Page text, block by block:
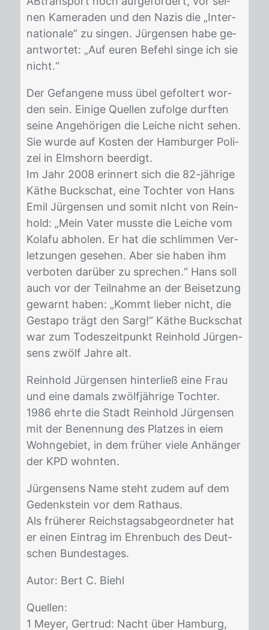
nen Ka­me­ra­den und den Na­zis die „In­ter­
na­tio­na­le“ zu sin­gen. Jür­gen­sen habe ge­
ant­wor­tet: „Auf eu­ren Be­fehl sin­ge ich sie
nicht.“
Der Ge­fan­ge­ne muss übel ge­fol­tert wor­
den sein. Ei­ni­ge Quel­len zu­fol­ge durf­ten
sei­ne An­ge­hö­ri­gen die Lei­che nicht se­hen.
Sie wur­de auf Kos­ten der Ham­bur­ger Po­li­
zei in Elms­horn be­er­digt.
Im Jahr 2008 er­in­nert sich die 82-jäh­ri­ge
Kä­the Buck­schat, eine Toch­ter von Hans
Emil Jür­gen­sen und so­mit nIcht von Rein­
hold: „Mein Va­ter muss­te die Lei­che vom
Kola­fu ab­ho­len. Er hat die schlim­men Ver­
let­zun­gen ge­se­hen. Aber sie ha­ben ihm
ver­bo­ten dar­über zu spre­chen.“ Hans soll
auch vor der Teil­nah­me an der Bei­set­zung
ge­warnt ha­ben: „Kommt lie­ber nicht, die
Ge­sta­po trägt den Sarg!“ Kä­the Buck­schat
war zum To­des­zeit­punkt Rein­hold Jür­gen­
sens zwölf Jah­re alt.
Rein­hold Jür­gen­sen hin­ter­ließ eine Frau
und eine da­mals zwölf­jäh­ri­ge Toch­ter.
1986 ehr­te die Stadt Rein­hold Jür­gen­sen
mit der Be­nen­nung des Plat­zes in eiem
Wohn­ge­biet, in dem frü­her vie­le An­hän­ger
der KPD wohn­ten.
Jür­gen­sens Name steht zu­dem auf dem
Ge­denk­stein vor dem Rat­haus.
Als frü­he­rer Reichs­tags­ab­ge­ord­ne­ter hat
er ei­nen Ein­trag im Eh­ren­buch des Deut­
schen Bun­des­ta­ges.
Au­tor: Bert C. Biehl
Quel­len:
1 Mey­er, Ger­trud: Nacht über Ham­burg,